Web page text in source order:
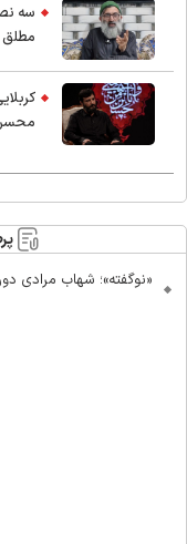
سه
مطلق
محسن
«نوگفته»؛ شهاب مرادی